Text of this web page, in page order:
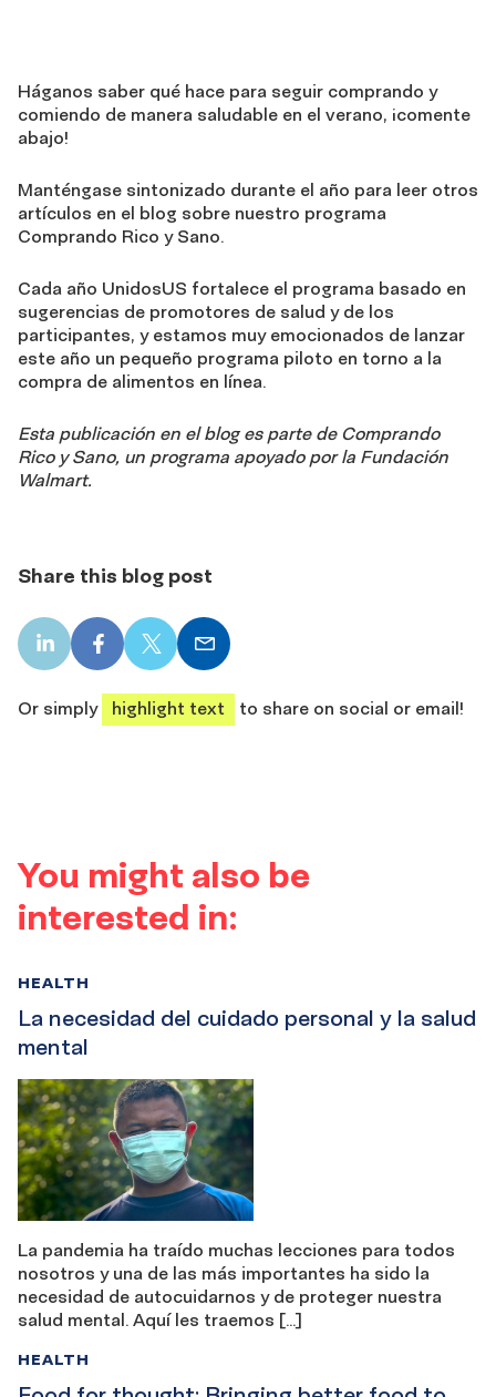
Háganos saber qué hace para seguir comprando y
comiendo de manera saludable en el verano, ¡comente
abajo!
Manténgase sintonizado durante el año para leer otros
artículos en el blog sobre nuestro programa
Comprando Rico y Sano.
Cada año UnidosUS fortalece el programa basado en
sugerencias de promotores de salud y de los
participantes, y estamos muy emocionados de lanzar
este año un pequeño programa piloto en torno a la
compra de alimentos en línea.
Esta publicación en el blog es parte de Comprando
Rico y Sano, un programa apoyado por la Fundación
Walmart.
Share this blog post
LinkedIn
share
Facebook
share
X
share
Email
share
Or simply
highlight text to share on social or email!
You might also be
interested in:
La necesidad del cuidado personal y la salud
mental
HEALTH
La pandemia ha traído muchas lecciones para todos
nosotros y una de las más importantes ha sido la
necesidad de autocuidarnos y de proteger nuestra
salud mental. Aquí les traemos […]
HEALTH